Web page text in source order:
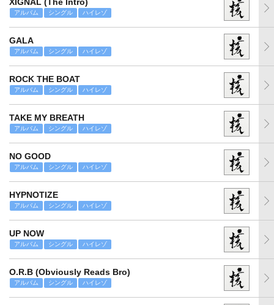
アルバム シングル ハイレゾ
GALA
アルバム シングル ハイレゾ
ROCK THE BOAT
アルバム シングル ハイレゾ
TAKE MY BREATH
アルバム シングル ハイレゾ
NO GOOD
アルバム シングル ハイレゾ
HYPNOTIZE
アルバム シングル ハイレゾ
UP NOW
アルバム シングル ハイレゾ
O.R.B (Obviously Reads Bro)
アルバム シングル ハイレゾ